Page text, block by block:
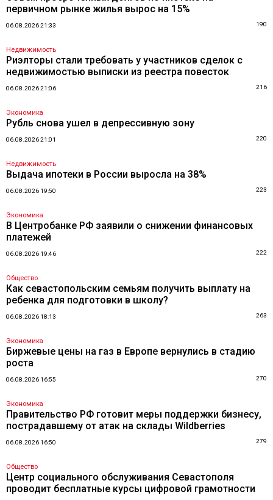
первичном рынке жилья вырос на 15%
06.08.2026 21:33 190
Недвижимость
Риэлторы стали требовать у участников сделок с
недвижимостью выписки из реестра повесток
06.08.2026 21:06 216
Экономика
Рубль снова ушел в депрессивную зону
06.08.2026 21:01 220
Недвижимость
Выдача ипотеки в России выросла на 38%
06.08.2026 19:50 223
Экономика
В Центробанке РФ заявили о снижении финансовых
платежей
06.08.2026 19:46 222
Общество
Как севастопольским семьям получить выплату на
ребенка для подготовки в школу?
06.08.2026 18:13 263
Экономика
Биржевые цены на газ в Европе вернулись в стадию
роста
06.08.2026 16:55 270
Экономика
Правительство РФ готовит меры поддержки бизнесу,
пострадавшему от атак на склады Wildberries
06.08.2026 16:50 279
Общество
Центр социального обслуживания Севастополя
проводит бесплатные курсы цифровой грамотности